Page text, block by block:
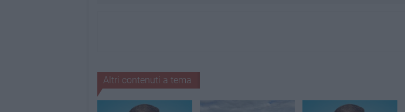
Altri contenuti a tema